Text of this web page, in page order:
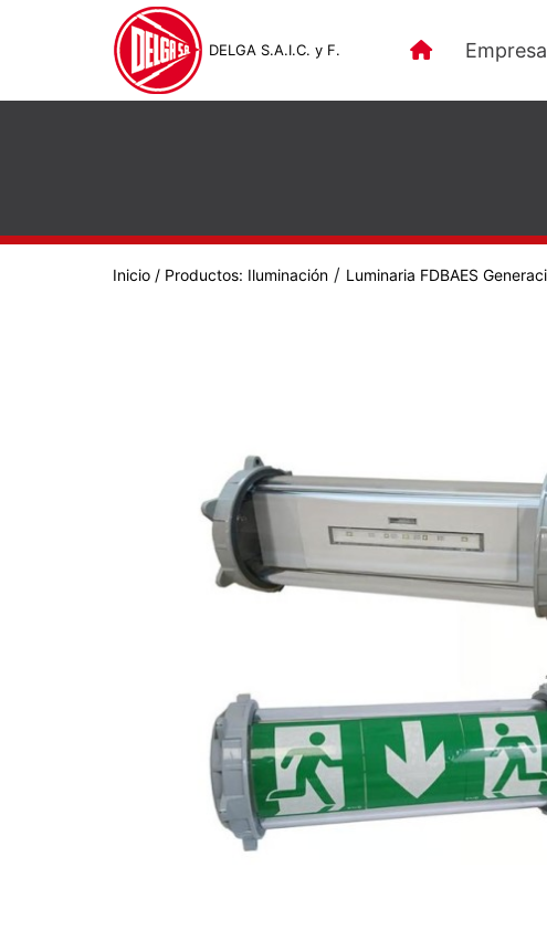
DELGA S.A.I.C. y F. Empresa
Inicio / Productos: Iluminación / Luminaria FDBAES